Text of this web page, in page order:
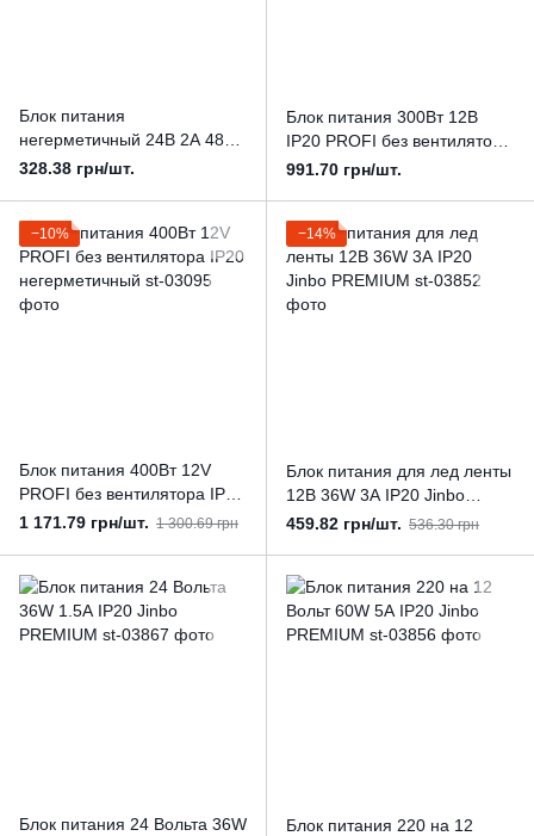
Блок питания
негерметичный 24В 2А 48Вт,
постоянное напряжение
328.38 грн/шт.
Блок питания 300Вт 12В
IP20 PROFI без вентилятора
негерметичный
991.70 грн/шт.
−10%
Блок питания 400Вт 12V
PROFI без вентилятора ІР20
негерметичный
1 171.79 грн/шт. 1 300.69 грн
−14%
Блок питания для лед ленты
12В 36W 3А IP20 Jinbo
PREMIUM
459.82 грн/шт. 536.30 грн
Блок питания 24 Вольта 36W
Блок питания 220 на 12